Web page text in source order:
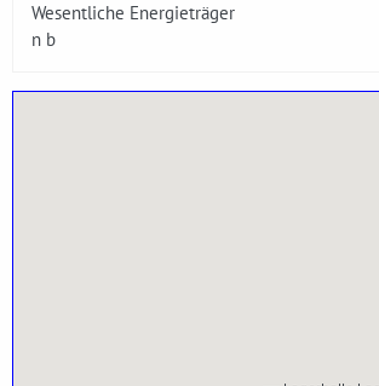
Wesentliche Energieträger
n b